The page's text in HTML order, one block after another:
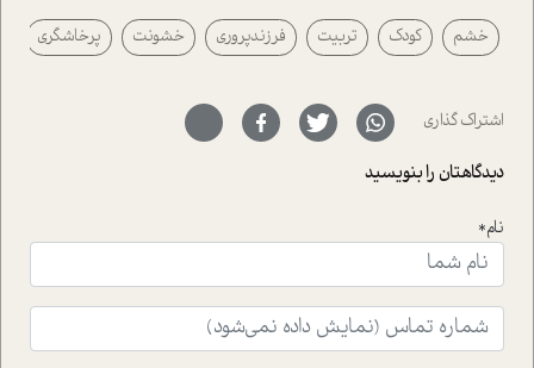
پیرامون آن آشنا می کند.در بخش دو فنجان داغ به سراغ افرادی
رفته ایم که موفقیت را در عمل به اثبات رسانده اند؛ سید
حمیدرضا محتشمی که بیست و پنجمین سال فعالیت حرفه
سر نهاده است و نیز کرامت عزیز زاده؛ سفیر صلح و دوستی که
با رکاب زدن در بیش از هفتاد کشور و کاشتن درخت، به نماد
حمایت از محیط زیست و منابع طبیعی تبدیل گشته
است.فصل روایت اجنبی ها در این شماره به دو موضوع
ای که به زندگی شگفت انگیز جین گودال و تاثیرات کاوش های
ایشان در حوزه ی شامپانزه ها بر زندگی امروزی ما نگاهی
افکنده است.فصل اتاق 333 شما را پای صحبت یک تجربه ی
واقعی در ارتباط با اختلال شخصیت اسکزوئید و مشکلات و نیز
راهکارهای حل آن قرار می دهد که در اتاق درمان اتفاق افتاده
خشم کودک تربیت فرزندپروری خشونت پرخاشگري
اشتراک گذاری
دیدگاهتان را بنویسید
نام*